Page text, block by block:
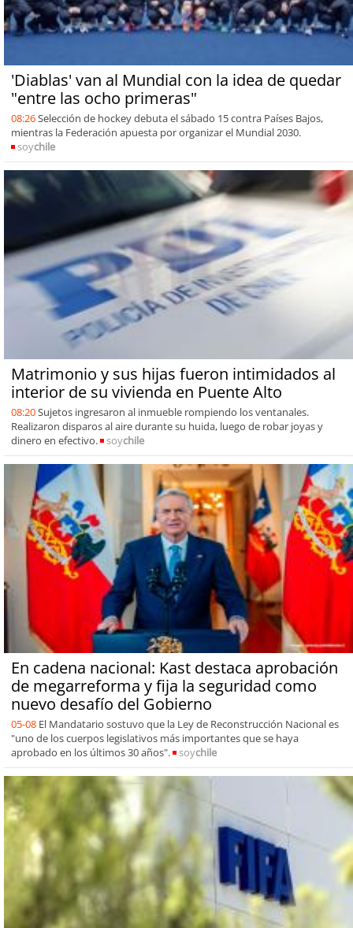
'Diablas' van al Mundial con la idea de quedar
"entre las ocho primeras"
08:26Selección de hockey debuta el sábado 15 contra Países Bajos,
mientras la Federación apuesta por organizar el Mundial 2030.
soychile
Matrimonio y sus hijas fueron intimidados al
interior de su vivienda en Puente Alto
08:20Sujetos ingresaron al inmueble rompiendo los ventanales.
Realizaron disparos al aire durante su huida, luego de robar joyas y
dinero en efectivo.
soychile
En cadena nacional: Kast destaca aprobación
de megarreforma y fija la seguridad como
nuevo desafío del Gobierno
05-08 El Mandatario sostuvo que la Ley de Reconstrucción Nacional es
"uno de los cuerpos legislativos más importantes que se haya
aprobado en los últimos 30 años".
soychile